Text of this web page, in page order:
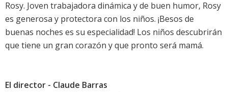
Rosy. Joven trabajadora dinámica y de buen humor, Rosy
es generosa y protectora con los niños. ¡Besos de
buenas noches es su especialidad! Los niños descubrirán
que tiene un gran corazón y que pronto será mamá.
El director - Claude Barras